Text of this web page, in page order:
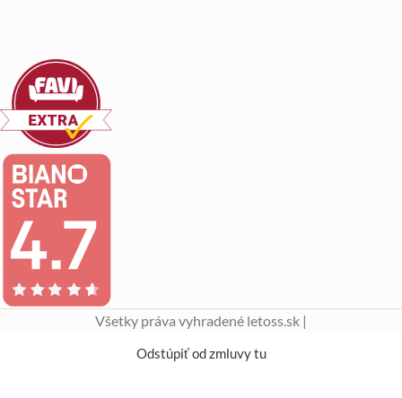
Všetky práva vyhradené letoss.sk |
Odstúpiť od zmluvy tu